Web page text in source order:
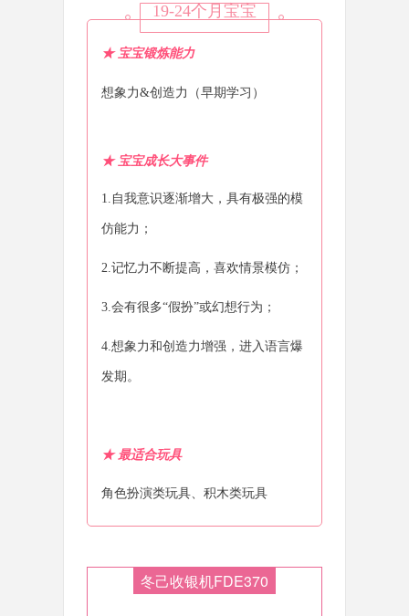
19-24个月宝宝
★ 宝宝锻炼能力
想象力&创造力（早期学习）
★ 宝宝成长大事件
1.自我意识逐渐增大，具有极强的模
仿能力；
2.记忆力不断提高，喜欢情景模仿；
3.会有很多“假扮”或幻想行为；
4.想象力和创造力增强，进入语言爆
发期。
★ 最适合玩具
角色扮演类玩具、积木类玩具
冬己收银机FDE370